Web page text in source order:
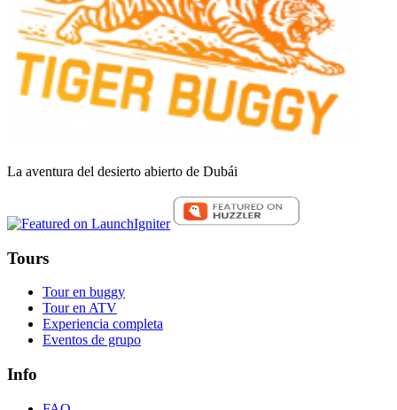
La aventura del desierto abierto de Dubái
Tours
Tour en buggy
Tour en ATV
Experiencia completa
Eventos de grupo
Info